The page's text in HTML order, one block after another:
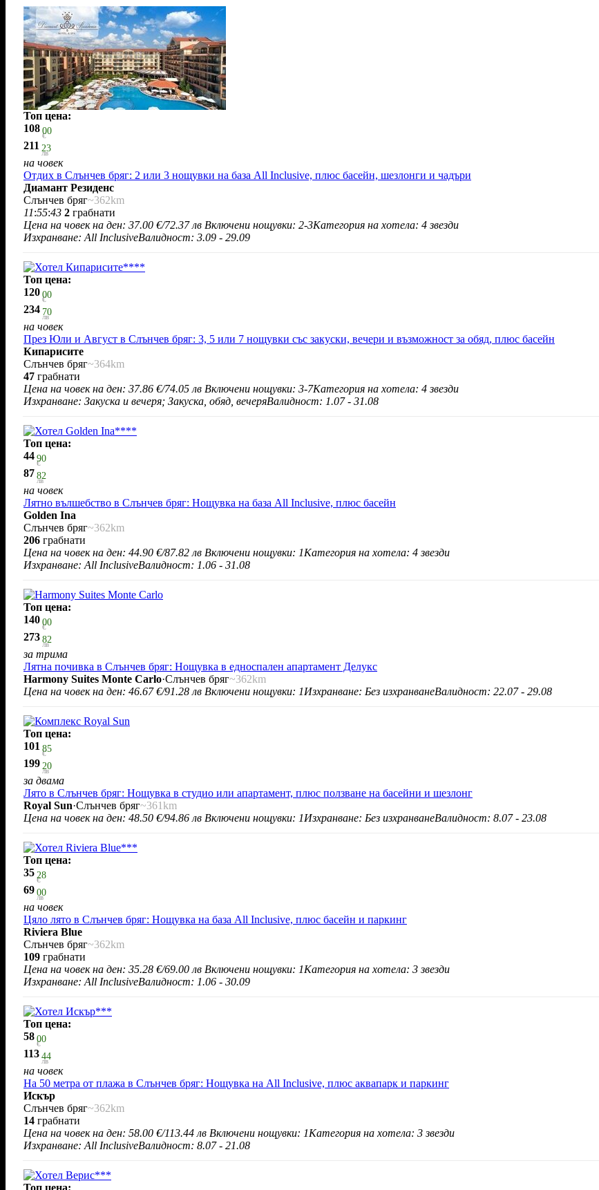
Топ цена:
108 00
€
211 23
лв
на човек
Отдих в Слънчев бряг: 2 или 3 нощувки на база All Inclusive, плюс басейн, шезлонги и чадъри
Диамант Резиденс
Слънчев бряг~362km
11:55:43 2 грабнати
Цена на човек на ден: 37.00 €/72.37 лв Включени нощувки: 2-3Категория на хотела: 4 звезди
Изхранване: All InclusiveВалидност: 3.09 - 29.09
Топ цена:
120 00
€
234 70
лв
на човек
През Юли и Август в Слънчев бряг: 3, 5 или 7 нощувки със закуски, вечери и възможност за обяд, плюс басейн
Кипарисите
Слънчев бряг~364km
47 грабнати
Цена на човек на ден: 37.86 €/74.05 лв Включени нощувки: 3-7Категория на хотела: 4 звезди
Изхранване: Закуска и вечеря; Закуска, обяд, вечеряВалидност: 1.07 - 31.08
Топ цена:
44 90
€
87 82
лв
на човек
Лятно вълшебство в Слънчев бряг: Нощувка на база All Inclusive, плюс басейн
Golden Ina
Слънчев бряг~362km
206 грабнати
Цена на човек на ден: 44.90 €/87.82 лв Включени нощувки: 1Категория на хотела: 4 звезди
Изхранване: All InclusiveВалидност: 1.06 - 31.08
Топ цена:
140 00
€
273 82
лв
за трима
Лятна почивка в Слънчев бряг: Нощувка в едноспален апартамент Делукс
Harmony Suites Monte Carlo·Слънчев бряг~362km
Цена на човек на ден: 46.67 €/91.28 лв Включени нощувки: 1Изхранване: Без изхранванеВалидност: 22.07 - 29.08
Топ цена:
101 85
€
199 20
лв
за двама
Лято в Слънчев бряг: Нощувка в студио или апартамент, плюс ползване на басейни и шезлонг
Royal Sun·Слънчев бряг~361km
Цена на човек на ден: 48.50 €/94.86 лв Включени нощувки: 1Изхранване: Без изхранванеВалидност: 8.07 - 23.08
Топ цена:
35 28
€
69 00
лв
на човек
Цяло лято в Слънчев бряг: Нощувка на база All Inclusive, плюс басейн и паркинг
Riviera Blue
Слънчев бряг~362km
109 грабнати
Цена на човек на ден: 35.28 €/69.00 лв Включени нощувки: 1Категория на хотела: 3 звезди
Изхранване: All InclusiveВалидност: 1.06 - 30.09
Топ цена:
58 00
€
113 44
лв
на човек
На 50 метра от плажа в Слънчев бряг: Нощувка на All Inclusive, плюс аквапарк и паркинг
Искър
Слънчев бряг~362km
14 грабнати
Цена на човек на ден: 58.00 €/113.44 лв Включени нощувки: 1Категория на хотела: 3 звезди
Изхранване: All InclusiveВалидност: 8.07 - 21.08
Топ цена: